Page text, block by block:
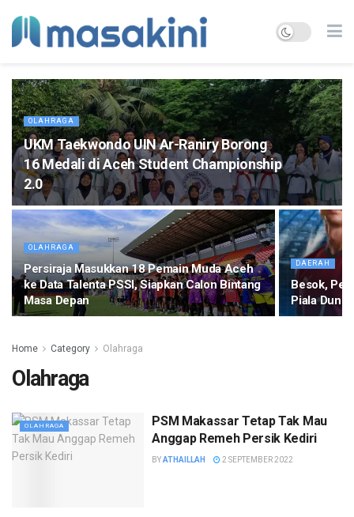
OLAHRAGA
UKM Taekwondo UIN Ar-Raniry Borong
16 Medali di Aceh Student Championship
2.0
OLAHRAGA
Persiraja Masukkan 18 Pemain Muda Aceh
ke Data Talenta PSSI, Siapkan Calon Bintang
Masa Depan
DAERAH
Besok,
Piala
Home Category Olahraga
Olahraga
OLAHRAGA
PSM Makassar Tetap Tak Mau
Anggap Remeh Persik Kediri
BYATHAILLAH 2 SEPTEMBER 2022